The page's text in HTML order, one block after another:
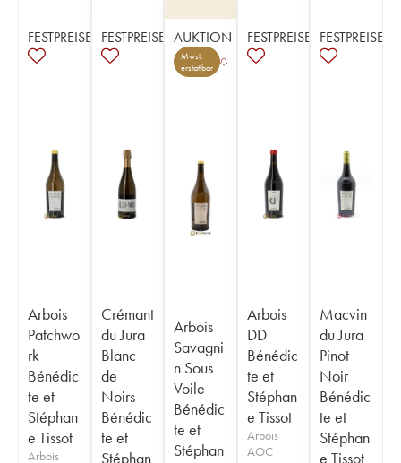
FESTPREISE
Arbois
Patchwo
rk
Bénédic
te et
Stéphan
e Tissot
Arbois
FESTPREISE
Crémant
du Jura
Blanc
de
Noirs
Bénédic
te et
Stéphan
AUKTION
Mwst.
erstattbar
Arbois
Savagni
n Sous
Voile
Bénédic
te et
Stéphan
FESTPREISE
Arbois
DD
Bénédic
te et
Stéphan
e Tissot
Arbois
AOC
FESTPREISE
Macvin
du Jura
Pinot
Noir
Bénédic
te et
Stéphan
e Tissot